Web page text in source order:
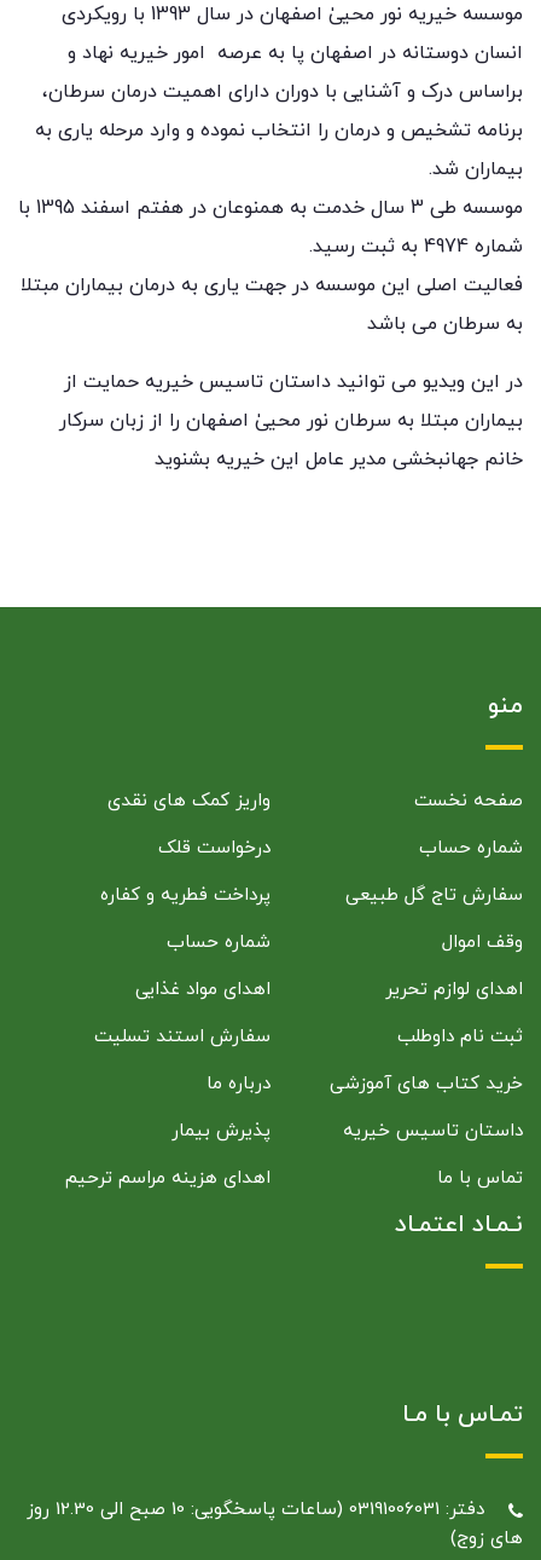
موسسه خیریه نور محییٰ اصفهان در سال 1393 با رویکردی
انسان دوستانه در اصفهان پا به عرصه امور خیریه نهاد و
براساس درک و آشنایی با دوران دارای اهمیت درمان سرطان،
برنامه تشخیص و درمان را انتخاب نموده و وارد مرحله یاری به
بیماران شد.
موسسه طی 3 سال خدمت به همنوعان در هفتم اسفند 1395 با
شماره 4974 به ثبت رسید.
فعالیت اصلی این موسسه در جهت یاری به درمان بیماران مبتلا
به سرطان می باشد
در این ویدیو می توانید داستان تاسیس خیریه حمایت از
بیماران مبتلا به سرطان نور محییٰ اصفهان را از زبان سرکار
خانم جهانبخشی مدیر عامل این خیریه بشنوید
منو
صفحه نخست
واریز کمک های نقدی
شماره حساب
درخواست قلک
سفارش تاج گل طبیعی
پرداخت فطریه و کفاره
وقف اموال
شماره حساب
اهدای لوازم تحریر
اهدای مواد غذایی
ثبت نام داوطلب
سفارش استند تسلیت
خرید کتاب های آموزشی
درباره ما
داستان تاسیس خیریه
پذیرش بیمار
تماس با ما
اهدای هزینه مراسم ترحیم
نـمـاد اعتمـاد
تمـاس با مـا
دفتر: 03191006031 (ساعات پاسخگویی: 10 صبح الی 12.30 روز
های زوج)